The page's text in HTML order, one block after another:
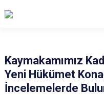
Bahçe
Kaymakamımız
Yeni Hükümet
İncelemelerde